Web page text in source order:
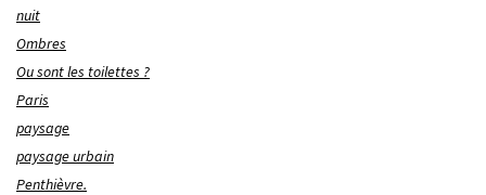
nuit
Ombres
Ou sont les toilettes ?
Paris
paysage
paysage urbain
Penthièvre.